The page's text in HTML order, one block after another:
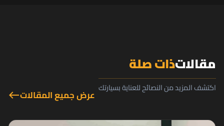
مقالاتذات صلة
اكتشف المزيد من النصائح للعناية بسيارتك عرض جميع المقالاتwest